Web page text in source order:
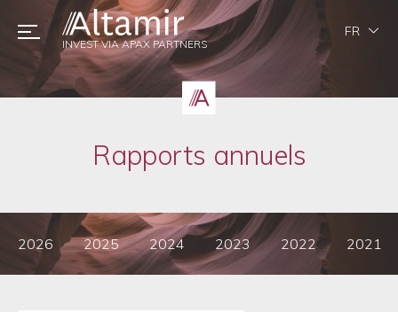
Rapports annuels
2026 2025 2024 2023 2022 2021
INVEST VIA APAX PARTNERS
FR